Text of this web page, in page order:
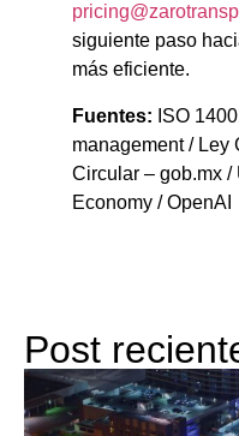
siguiente paso
más eficiente.
Fuentes: ISO
management / Ley
Circular – gob.mx
Economy / OpenAI
Post